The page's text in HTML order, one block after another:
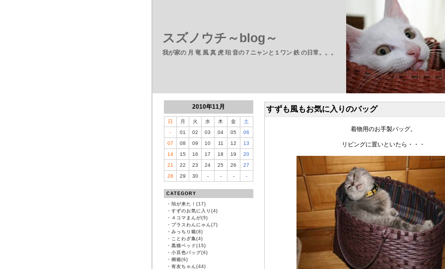
スズノウチ～blog～
我が家の 月 竜 風 真 虎 珀 音の７ニャンと１ワン 鉄 の日常。。。
2010年11月
日 月 火 水 木 金
土
-
01 02 03 04 05
06
07
08 09 10 11 12
13
14
15 16 17 18 19
20
21
22 23 24 25 26
27
28
29 30 - - - -
CATEGORY
・ 珀が来た！(17)
・ すずのお気に入り(4)
・ ４コマまんが(9)
・ プラスわんにゃん(7)
・ みっちり箱(8)
・ ことわざ集(4)
・ 黒猫ベッド(15)
・ 小豆色バッグ(6)
・ 桐箱(6)
・ 有友ちゃん(44)
すずも風もお気に入りのバッグ
着物用のお手製バッグ。
リビングに置いといたら・・・